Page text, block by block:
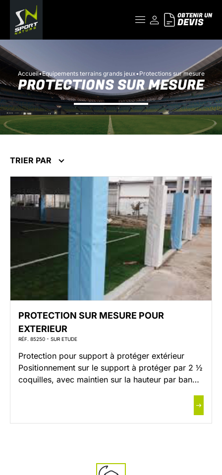
OBTENIR UN
DEVIS
Accueil•Equipements terrains grands jeux•Protections sur mesure
PROTECTIONS SUR MESURE
TRIER PAR
PROTECTION SUR MESURE POUR
EXTERIEUR
RÉF. 85250 - SUR ETUDE
Protection pour support à protéger extérieur
Positionnement sur le support à protéger par 2 ½
coquilles, avec maintien sur la hauteur par bande
poteau, hauteur : à préciser Garnissage : Mousse